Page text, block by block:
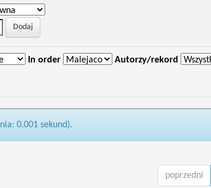
In order Autorzy/rekord
0.001 sekund).
poprzedni